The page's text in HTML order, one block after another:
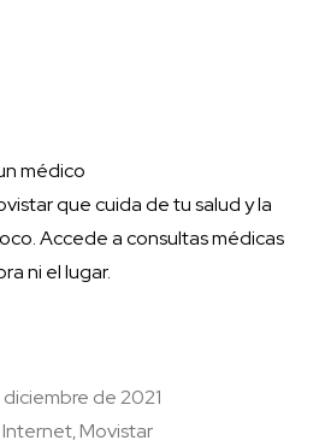
médico
que cuida de tu salud y la
Accede a consultas médicas
ni el lugar.
de 2021
Internet, Movistar